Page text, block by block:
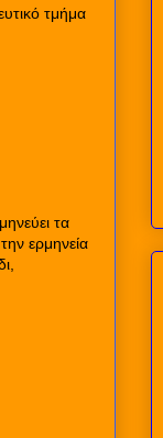
τμήμα
τα
ερμηνεία